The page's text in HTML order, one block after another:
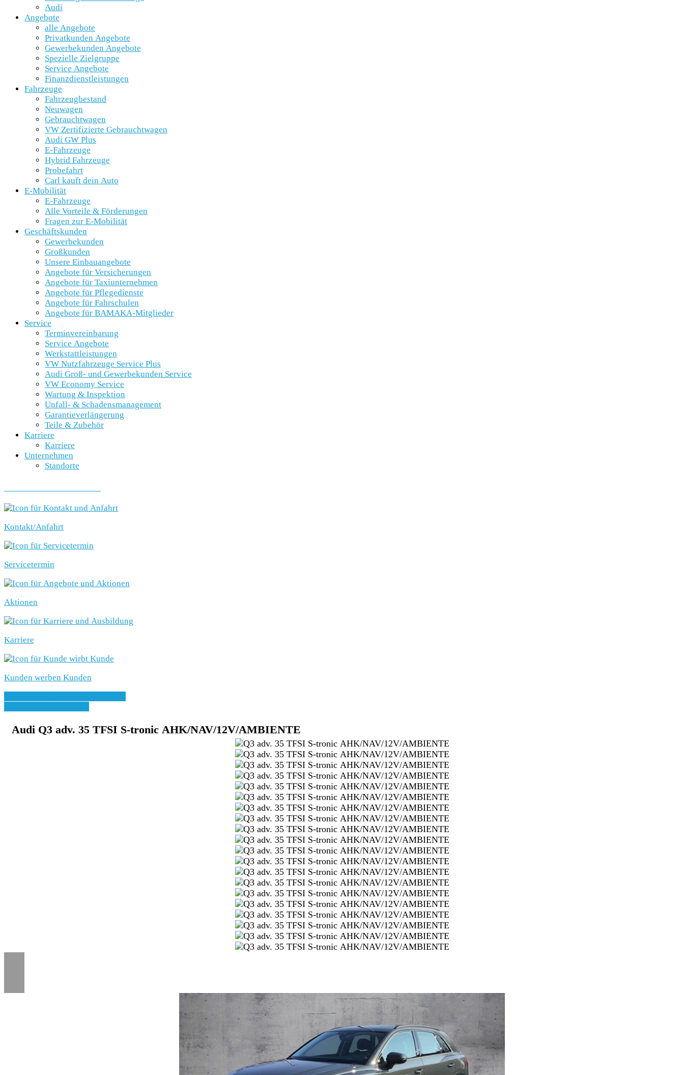
Audi
Angebote
alle Angebote
Privatkunden Angebote
Gewerbekunden Angebote
Spezielle Zielgruppe
Service Angebote
Finanzdienstleistungen
Fahrzeuge
Fahrzeugbestand
Neuwagen
Gebrauchtwagen
VW Zertifizierte Gebrauchtwagen
Audi GW Plus
E-Fahrzeuge
Hybrid Fahrzeuge
Probefahrt
Carl kauft dein Auto
E-Mobilität
E-Fahrzeuge
Alle Vorteile & Förderungen
Fragen zur E-Mobilität
Geschäftskunden
Gewerbekunden
Großkunden
Unsere Einbauangebote
Angebote für Versicherungen
Angebote für Taxiunternehmen
Angebote für Pflegedienste
Angebote für Fahrschulen
Angebote für BAMAKA-Mitglieder
Service
Terminvereinbarung
Service Angebote
Werkstattleistungen
VW Nutzfahrzeuge Service Plus
Audi Groß- und Gewerbekunden Service
VW Economy Service
Wartung & Inspektion
Unfall- & Schadensmanagement
Garantieverlängerung
Teile & Zubehör
Karriere
Karriere
Unternehmen
Standorte
Kontakt/Anfahrt
Servicetermin
Aktionen
Karriere
Kunden werben Kunden
Audi Q3 adv. 35 TFSI S-tronic AHK/NAV/12V/AMBIENTE